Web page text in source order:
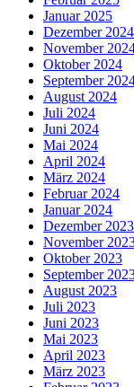
Januar 2025
Dezember 2024
November
Oktober 2024
September
August 2024
Juli 2024
Juni 2024
Mai 2024
April 2024
März 2024
Februar 2024
Januar 2024
Dezember 2023
November
Oktober 2023
September
August 2023
Juli 2023
Juni 2023
Mai 2023
April 2023
März 2023